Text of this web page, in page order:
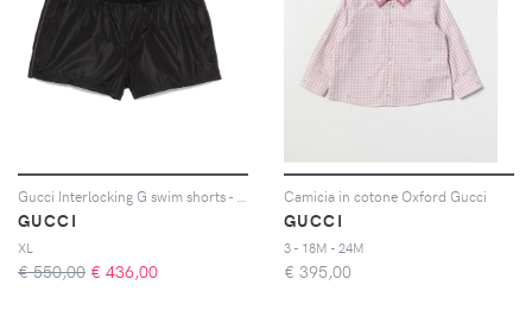
GUCCI
XL
€ 550,00 € 436,00
Camicia in cotone Oxford Gucci
GUCCI
3 - 18M - 24M
€ 395,00